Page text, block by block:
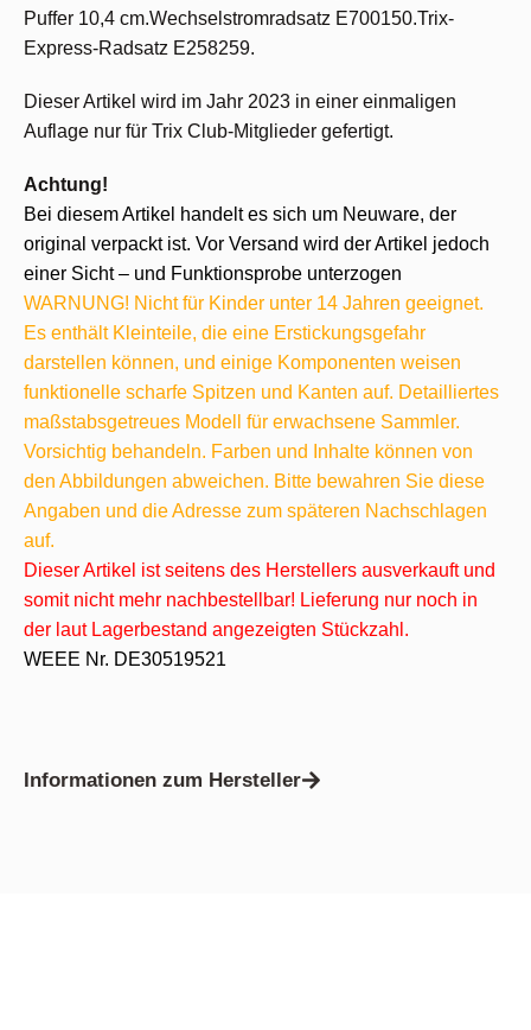
Puffer 10,4 cm.Wechselstromradsatz E700150.Trix-
Express-Radsatz E258259.
Dieser Artikel wird im Jahr 2023 in einer einmaligen
Auflage nur für Trix Club-Mitglieder gefertigt.
Achtung!
Bei diesem Artikel handelt es sich um Neuware, der
original verpackt ist. Vor Versand wird der Artikel jedoch
einer Sicht – und Funktionsprobe unterzogen
WARNUNG! Nicht für Kinder unter 14 Jahren geeignet.
Es enthält Kleinteile, die eine Erstickungsgefahr
darstellen können, und einige Komponenten weisen
funktionelle scharfe Spitzen und Kanten auf. Detailliertes
maßstabsgetreues Modell für erwachsene Sammler.
Vorsichtig behandeln. Farben und Inhalte können von
den Abbildungen abweichen. Bitte bewahren Sie diese
Angaben und die Adresse zum späteren Nachschlagen
auf.
Dieser Artikel ist seitens des Herstellers ausverkauft und
somit nicht mehr nachbestellbar! Lieferung nur noch in
der laut Lagerbestand angezeigten Stückzahl.
WEEE Nr. DE30519521
Informationen zum Hersteller